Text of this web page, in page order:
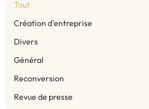
Création d'entreprise
Divers
Général
Reconversion
Revue de presse
Tout